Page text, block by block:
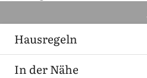
Hausregeln
In der Nähe